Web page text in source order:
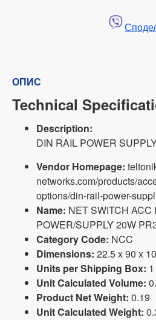
ОПИС
Technical
Description:
DIN RAIL POWER
Vendor Homepage:
networks.com/products/
options/din-rail-power-
Name: NET SWITCH ACC
POWER/SUPPLY 20W
Category Code: NCC
Dimensions: 22.5 x 90 x
Units per Shipping Box: 1
Unit Calculated Volume:
Product Net Weight: 0.19
Unit Calculated Weight: